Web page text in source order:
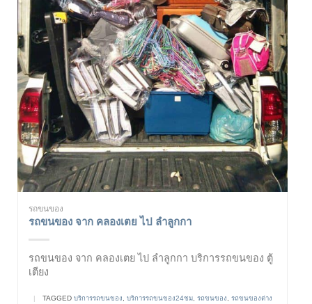
รถขนของ
รถขนของ จาก คลองเตย ไป ลำลูกกา
รถขนของ จาก คลองเตย ไป ลำลูกกา บริการรถขนของ ตู้
เตียง
| TAGGED บริการรถขนของ บริการรถขนของ24ชม รถขนของ
รถขนของต่าง